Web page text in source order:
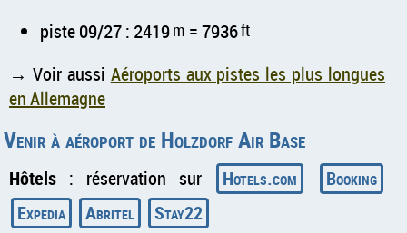
piste 09/27 : 2419m = 7936ft
→ Voir aussi Aéroports aux pistes les plus longues
en Allemagne
Venir à aéroport de Holzdorf Air Base
Hôtels : réservation sur Hotels.com
Booking
Expedia
Abritel
Stay22